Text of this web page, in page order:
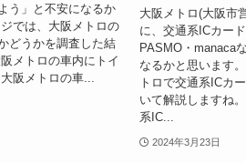
う」と不安になるか
では、大阪メトロの
どうかを調査した結
メトロの車内にトイ
阪メトロの車...
大阪メトロ(大阪市
に、交通系ICカー
PASMO・manaca
なるかと思います
トロで交通系ICカ
いて解説しますね
系IC...
2024年3月23日